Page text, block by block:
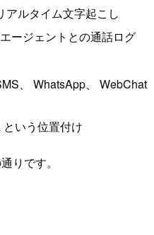
アルタイム文字起こし
ージェントとの通話ログ
、 WhatsApp、 WebChat
いう位置付け
りです。